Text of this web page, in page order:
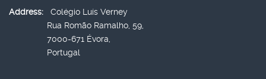
Address:
Colégio Luís Verney
Rua Romão Ramalho, 59,
7000-671 Évora,
Portugal